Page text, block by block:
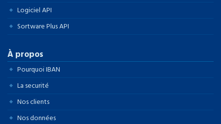
Logiciel API
Sortware Plus API
À propos
Pourquoi IBAN
La securité
Nos clients
Nos données